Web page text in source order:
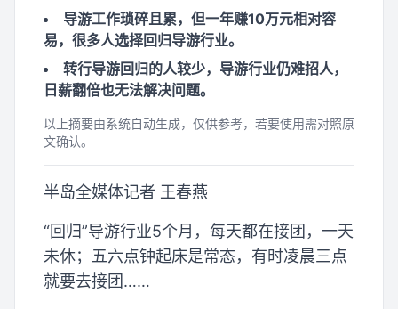
导游工作琐碎且累，但一年赚10万元相对容
易，很多人选择回归导游行业。
转行导游回归的人较少，导游行业仍难招人，
日薪翻倍也无法解决问题。
以上摘要由系统自动生成，仅供参考，若要使用需对照原
文确认。
半岛全媒体记者 王春燕
“回归”导游行业5个月，每天都在接团，一天
未休；五六点钟起床是常态，有时凌晨三点
就要去接团……